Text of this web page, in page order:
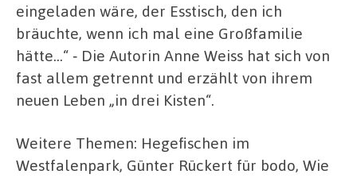
eingeladen wäre, der Esstisch, den ich
bräuchte, wenn ich mal eine Großfamilie
hätte…“ ‑ Die Autorin Anne Weiss hat sich von
fast allem getrennt und erzählt von ihrem
neuen Leben „in drei Kisten“.
Weitere Themen: Hegefischen im
Westfalenpark, Günter Rückert für bodo, Wie